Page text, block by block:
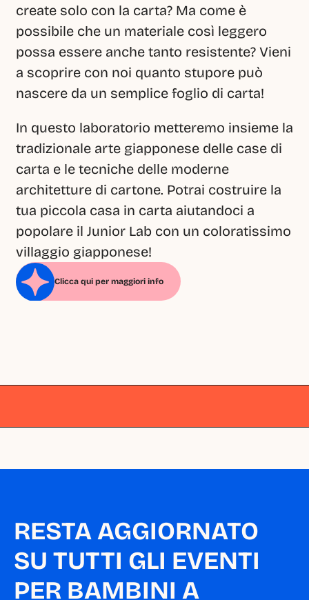
create solo con la carta? Ma come è
possibile che un materiale così leggero
possa essere anche tanto resistente? Vieni
a scoprire con noi quanto stupore può
nascere da un semplice foglio di carta!
In questo laboratorio metteremo insieme la
tradizionale arte giapponese delle case di
carta e le tecniche delle moderne
architetture di cartone. Potrai costruire la
tua piccola casa in carta aiutandoci a
popolare il Junior Lab con un coloratissimo
villaggio giapponese!
Clicca qui per maggiori info
RESTA AGGIORNATO
SU TUTTI GLI EVENTI
PER BAMBINI A